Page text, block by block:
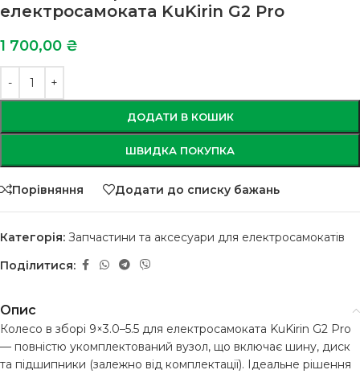
електросамоката KuKirin G2 Pro
1 700,00 ₴
ДОДАТИ В КОШИК
ШВИДКА ПОКУПКА
Порівняння Додати до списку бажань
Категорія: Запчастини та аксесуари для електросамокатів
Поділитися:
Опис
Колесо в зборі 9×3.0–5.5 для електросамоката KuKirin G2 Pro
— повністю укомплектований вузол, що включає шину, диск
та підшипники (залежно від комплектації). Ідеальне рішення